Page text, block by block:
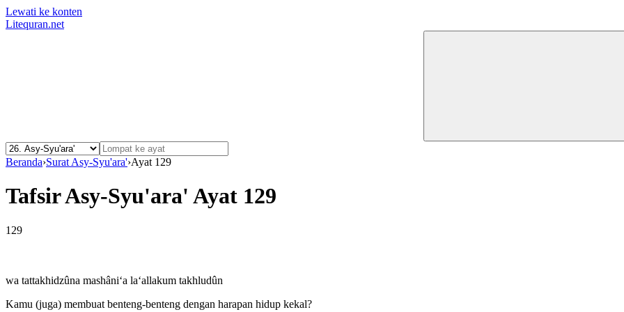
Lewati ke konten
Litequran.net
Beranda›Surat Asy-Syu'ara'›Ayat 129
Tafsir Asy-Syu'ara' Ayat 129
129
wa tattakhidzûna mashâni‘a la‘allakum takhludûn
Kamu (juga) membuat benteng-benteng dengan harapan hidup kekal?